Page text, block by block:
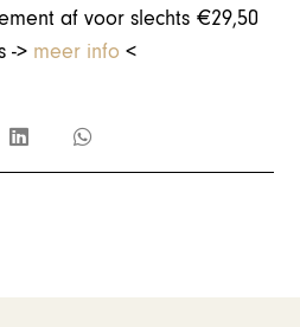
af voor slechts €29,50
-> meer info <